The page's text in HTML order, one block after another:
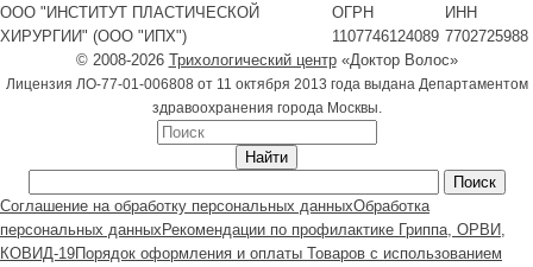
ООО "ИНСТИТУТ ПЛАСТИЧЕСКОЙ
ХИРУРГИИ" (ООО "ИПХ")
ОГРН
1107746124089
ИНН
7702725988
© 2008-2026 Трихологический центр«Доктор Волос»
Лицензия ЛО-77-01-006808 от 11 октября 2013 года выдана Департаментом
здравоохранения города Москвы.
Соглашение на обработку персональных данныхОбработка
персональных данных Рекомендации по профилактике Гриппа, ОРВИ,
КОВИД-19Порядок оформления и оплаты Товаров с использованием